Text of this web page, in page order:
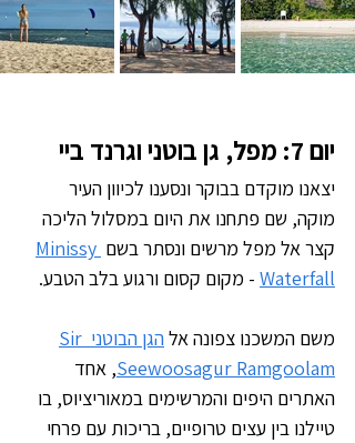
יום 7: מפל, גן בוטני וגרנד ביי
יצאנו מוקדם בבוקר ונסענו לכיוון העיר
מוקה, שם פתחנו את היום במסלול הליכה
קצר אל מפל מרשים ונסתר בשם Minissy
Waterfall - מקום קסום ורגוע בלב הטבע.
משם המשכנו צפונה אל
הגן הבוטני Sir
Seewoosagur Ramgoolam, אחד
האתרים היפים והמרשימים במאוריציוס, בו
טיילנו בין עצים טרופיים, בריכות עם פרחי